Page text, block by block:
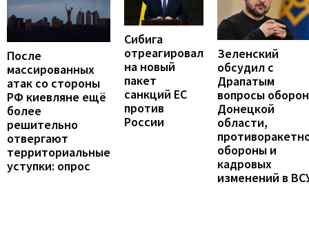
После
массированных
атак со стороны
РФ киевляне ещё
более
решительно
отвергают
территориальные
уступки: опрос
Сибига
отреагировал
на новый
пакет
санкций ЕС
против
России
Зеленский
обсудил с
Драпатым
вопросы
Донецкой
области,
обороны и
кадровых
изменений в